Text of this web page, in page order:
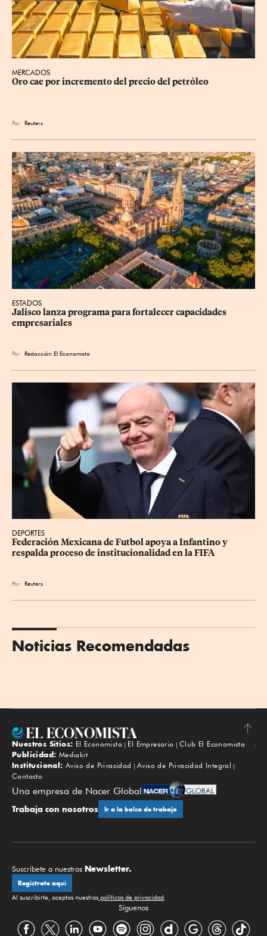
MERCADOS
Oro cae por incremento del precio del petróleo
Por Reuters
ESTADOS
Jalisco lanza programa para fortalecer capacidades
empresariales
Por Redacción El Economista
DEPORTES
Federación Mexicana de Futbol apoya a Infantino y
respalda proceso de institucionalidad en la FIFA
Por Reuters
Noticias Recomendadas
Subir
Nuestros Sitios: El Economista El Empresario
Club El Economista
Publicidad: Mediakit
Institucional: Aviso de Privacidad
Aviso de Privacidad Integral
Contacto
Una empresa de Nacer Global
Trabaja con nosotros Ir a la bolsa de trabajo
Suscríbete a nuestros Newsletter.
Regístrate aquí
Al suscribirte, aceptas nuestras políticas de privacidad.
Síguenos